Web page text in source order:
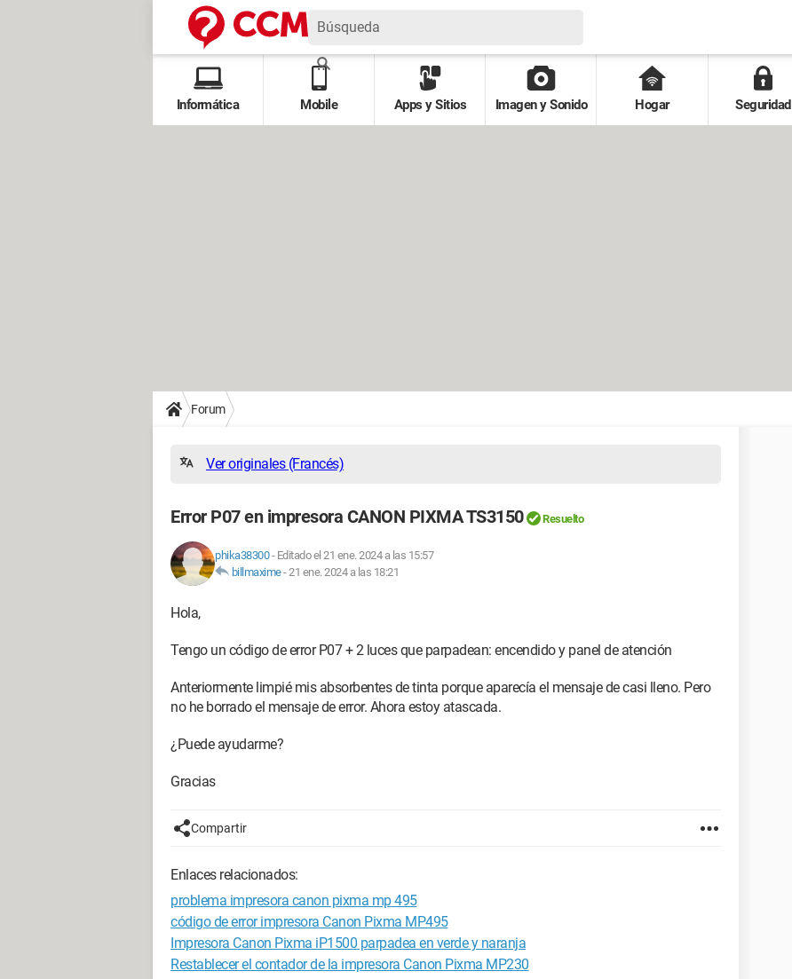
Informática Mobile Apps y Sitios Imagen y Sonido Hogar Seguridad
Forum
Ver originales (Francés)
Error P07 en impresora CANON PIXMA TS3150 Resuelto
phika38300- Editado el 21 ene. 2024 a las 15:57
billmaxime-21 ene. 2024 a las 18:21
Hola,
Tengo un código de error P07 + 2 luces que parpadean: encendido y panel de atención
Anteriormente limpié mis absorbentes de tinta porque aparecía el mensaje de casi lleno. Pero
no he borrado el mensaje de error. Ahora estoy atascada.
¿Puede ayudarme?
Gracias
Compartir
Enlaces relacionados:
problema impresora canon pixma mp 495
código de error impresora Canon Pixma MP495
Impresora Canon Pixma iP1500 parpadea en verde y naranja
Restablecer el contador de la impresora Canon Pixma MP230